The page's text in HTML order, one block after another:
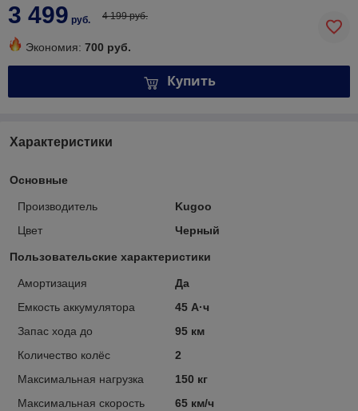
3 499 руб. 4 199 руб.
Экономия: 700 руб.
Купить
Характеристики
Основные
Производитель
Kugoo
Цвет
Черный
Пользовательские характеристики
Амортизация
Да
Емкость аккумулятора
45 А·ч
Запас хода до
95 км
Количество колёс
2
Максимальная нагрузка
150 кг
Максимальная скорость
65 км/ч